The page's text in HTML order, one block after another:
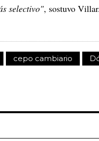
selectivo", sostuvo Villar.
cepo cambiario